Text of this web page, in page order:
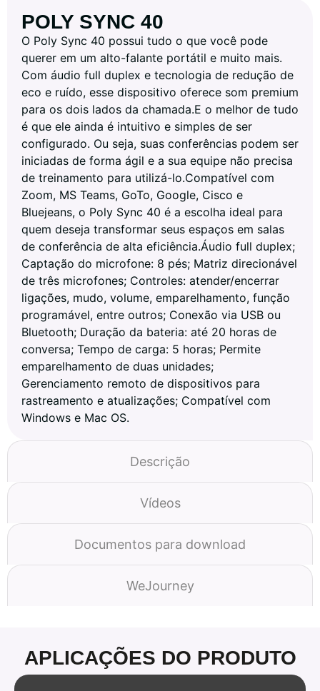
Descrição
Vídeos
Documentos para download
WeJourney
POLY SYNC 40
O Poly Sync 40 possui tudo o que você pode
querer em um alto-falante portátil e muito mais.
Com áudio full duplex e tecnologia de redução de
eco e ruído, esse dispositivo oferece som premium
para os dois lados da chamada.E o melhor de tudo
é que ele ainda é intuitivo e simples de ser
configurado. Ou seja, suas conferências podem ser
iniciadas de forma ágil e a sua equipe não precisa
de treinamento para utilizá-lo.Compatível com
Zoom, MS Teams, GoTo, Google, Cisco e
Bluejeans, o Poly Sync 40 é a escolha ideal para
quem deseja transformar seus espaços em salas
de conferência de alta eficiência.Áudio full duplex;
Captação do microfone: 8 pés; Matriz direcionável
de três microfones; Controles: atender/encerrar
ligações, mudo, volume, emparelhamento, função
programável, entre outros; Conexão via USB ou
Bluetooth; Duração da bateria: até 20 horas de
conversa; Tempo de carga: 5 horas; Permite
emparelhamento de duas unidades;
Gerenciamento remoto de dispositivos para
rastreamento e atualizações; Compatível com
Windows e Mac OS.
APLICAÇÕES DO PRODUTO